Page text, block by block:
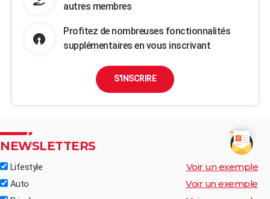
autres membres
Profitez de nombreuses fonctionnalités
supplémentaires en vous inscrivant
S'INSCRIRE
NEWSLETTERS
Lifestyle Voir un exemple
Auto Voir un exemple